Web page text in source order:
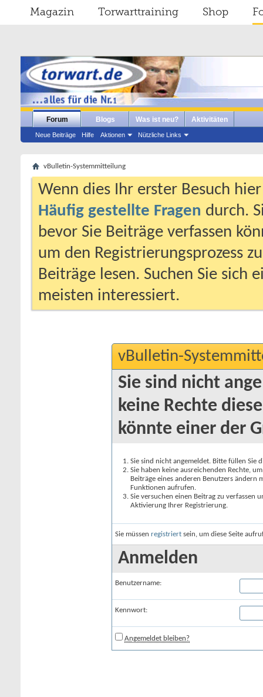
Magazin Torwarttraining Shop
Forum
Neue Beiträge Hilfe Aktionen Nützliche Links
Blogs Was ist neu? Aktivitäten
vBulletin-Systemmitteilung
Wenn dies Ihr erster Besuch
Häufig gestellte Fragen durch.
bevor Sie Beiträge verfassen
um den Registrierungsprozess
Beiträge lesen. Suchen Sie sich
meisten interessiert.
vBulletin-
Sie sind nicht
keine Rechte
könnte einer der
Sie sind nicht angemeldet. Bitte füllen Sie
Sie haben keine ausreichenden Rechte,
Beiträge eines anderen Benutzers
Funktionen aufrufen.
Sie versuchen einen Beitrag zu verfassen
Aktivierung Ihrer Registrierung.
Sie müssen registriert sein, um diese Seite
Anmelden
Benutzername:
Kennwort:
Angemeldet bleiben?